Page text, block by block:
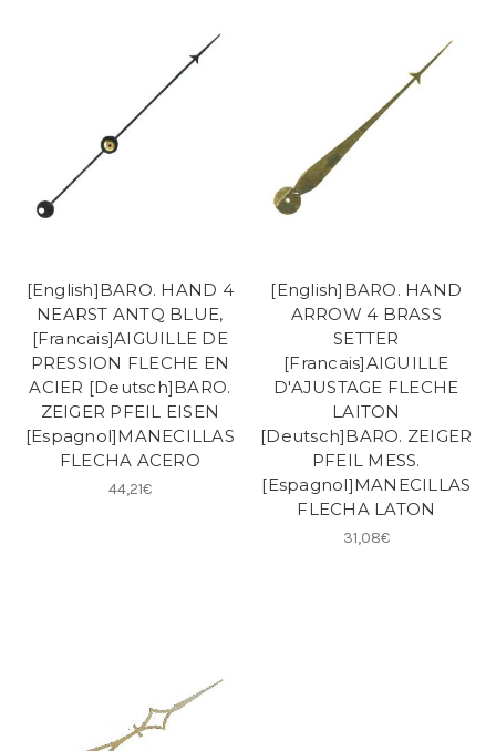
[English]BARO. HAND 4
NEARST ANTQ BLUE,
[Francais]AIGUILLE DE
PRESSION FLECHE EN
ACIER [Deutsch]BARO.
ZEIGER PFEIL EISEN
[Espagnol]MANECILLAS
FLECHA ACERO
44,21€
[English]BARO. HAND
ARROW 4 BRASS
SETTER
[Francais]AIGUILLE
D'AJUSTAGE FLECHE
LAITON
[Deutsch]BARO. ZEIGER
PFEIL MESS.
[Espagnol]MANECILLAS
FLECHA LATON
31,08€